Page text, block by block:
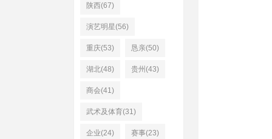
陕西(67)
演艺明星(56)
重庆(53) 恳亲(50)
湖北(48) 贵州(43)
商会(41)
武术及体育(31)
企业(24) 赛事(23)